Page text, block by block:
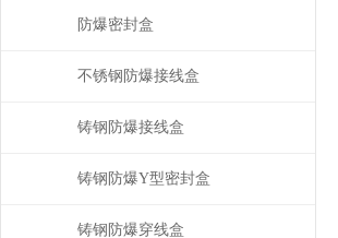
防爆密封盒
不锈钢防爆接线盒
铸钢防爆接线盒
铸钢防爆Y型密封盒
铸钢防爆穿线盒